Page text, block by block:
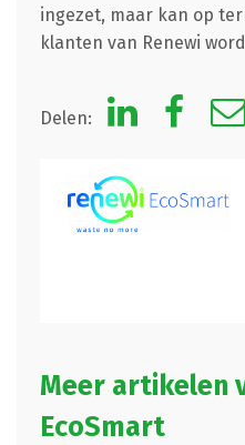
ingezet, maar kan op
klanten van Renewi
Delen:
Meer artikelen
EcoSmart